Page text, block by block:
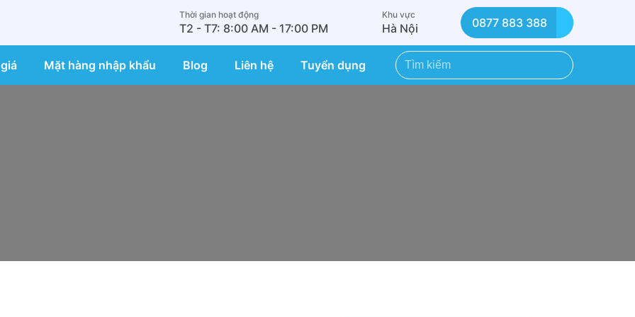
Thời gian hoạt động
T2 - T7: 8:00 AM - 17:00 PM
Khu vực
Hà Nội 0877 883 388
Mặt hàng nhập khẩu Blog Liên hệ Tuyển dụng